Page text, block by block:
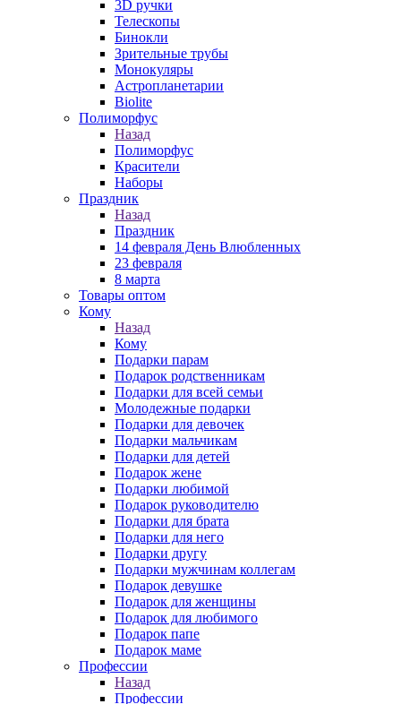
3D ручки
Телескопы
Бинокли
Зрительные трубы
Монокуляры
Астропланетарии
Biolite
Полиморфус
Назад
Полиморфус
Красители
Наборы
Праздник
Назад
Праздник
14 февраля День Влюбленных
23 февраля
8 марта
Товары оптом
Кому
Назад
Кому
Подарки парам
Подарок родственникам
Подарки для всей семьи
Молодежные подарки
Подарки для девочек
Подарки мальчикам
Подарки для детей
Подарок жене
Подарки любимой
Подарок руководителю
Подарки для брата
Подарки для него
Подарки другу
Подарки мужчинам коллегам
Подарок девушке
Подарок для женщины
Подарок для любимого
Подарок папе
Подарок маме
Профессии
Назад
Профессии